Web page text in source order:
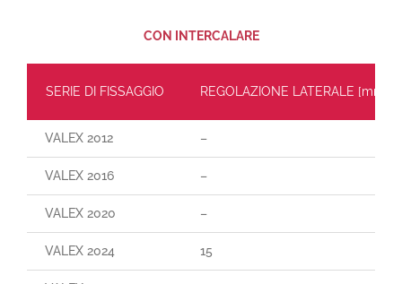
CON INTERCALARE
SERIE DI FISSAGGIO REGOLAZIONE LATERALE [mm]
VALEX 2012 –
VALEX 2016 –
VALEX 2020 –
VALEX 2024 15